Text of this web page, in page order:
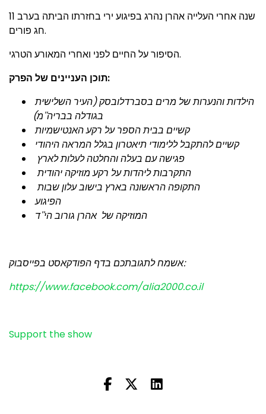
11 שנה אחרי העלייה אהרן נהרג בפיגוע ירי בחזרתו הביתה בערב
חג פורים.
הסיפור על החיים לפני ואחרי המאורע הטרגי.
תוכן העניינים של הפרק:
הילדות והנערות של מרים בסברדלובסק (העיר השלישית
בגודלה בבריה''מ)
קשיים בבית הספר על רקע האנטישמיות
קשיים להתקבל ללימודי תיאטרון בגלל המראה היהודי
פגישה עם בעלה והחלטה לעלות לארץ
התקרבות ליהדות על רקע מוזיקה יהודית
התקופה הראשונה בארץ בישוב עלון שבות
הפיגוע
המוזיקה של אהרן גורוב הי''ד
אשמח לתגובתכם בדף הפודקאסט בפייסבוק:
https://www.facebook.com/alia2000.co.il
Support the show